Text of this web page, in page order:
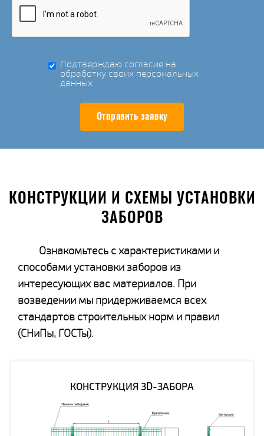
Подтверждаю согласие на
обработку своих персональных
данных
Отправить заявку
КОНСТРУКЦИИ И СХЕМЫ УСТАНОВКИ
ЗАБОРОВ
Ознакомьтесь с характеристиками и
способами установки заборов из
интересующих вас материалов. При
возведении мы придерживаемся всех
стандартов строительных норм и правил
(СНиПы, ГОСТы).
КОНСТРУКЦИЯ 3D-ЗАБОРА